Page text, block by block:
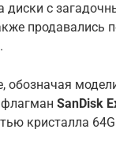
диски с
продавались
обозначая
SanDisk
кристалла